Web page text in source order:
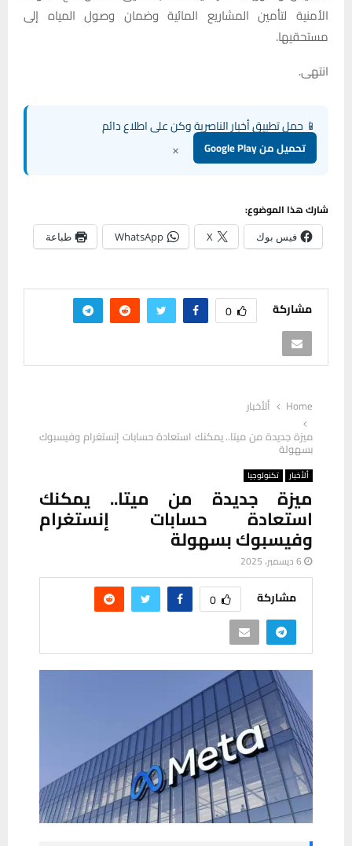
الأمنية لتأمين المشاريع المائية وضمان وصول المياه إلى
مستحقيها.
انتهى.
📱 حمل تطبيق أخبار الناصرية وكن على اطلاع دائم
تحميل من Google Play ×
شارك هذا الموضوع:
فيس بوك X
WhatsApp طباعة
مشاركة 0
Home
ألأخبار
ميزة جديدة من ميتا.. يمكنك استعادة حسابات إنستغرام وفيسبوك
بسهولة
ألأخبار تكنولوجيا
ميزة جديدة من ميتا.. يمكنك
استعادة حسابات إنستغرام
وفيسبوك بسهولة
6 ديسمبر، 2025
مشاركة 0